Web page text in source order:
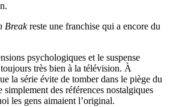
Breakreste une franchise qui a encore du
psychologiques et le suspense
très bien à la télévision. À
la série évite de tomber dans le piège du
des références nostalgiques
les gens aimaient l’original.